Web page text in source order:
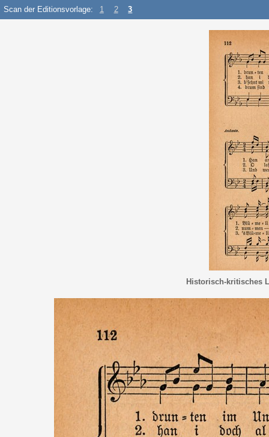
Scan der Editionsvorlage: 1 2 3
Historisch-kritisches